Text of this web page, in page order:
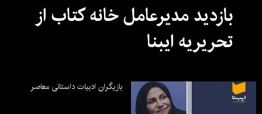
بازدید مدیرعامل خانه کتاب از
تحریریه ایبنا
بازیگران ادبیات داستانی معاصر